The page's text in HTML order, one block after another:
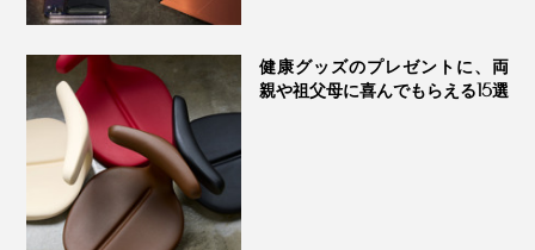
健康グッズのプレゼントに、両
親や祖父母に喜んでもらえる15選